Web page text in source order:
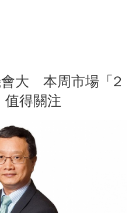
會大 本周市場「2
值得關注